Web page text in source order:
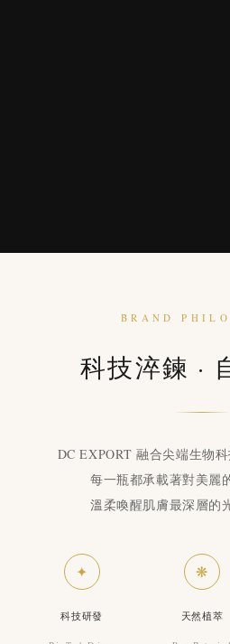
BRAND
科技淬鍊 ·
DC EXPORT 融合尖端生物
每一瓶都承載著對美
溫柔喚醒肌膚最深層的
✦
科技研發
❋
天然植萃